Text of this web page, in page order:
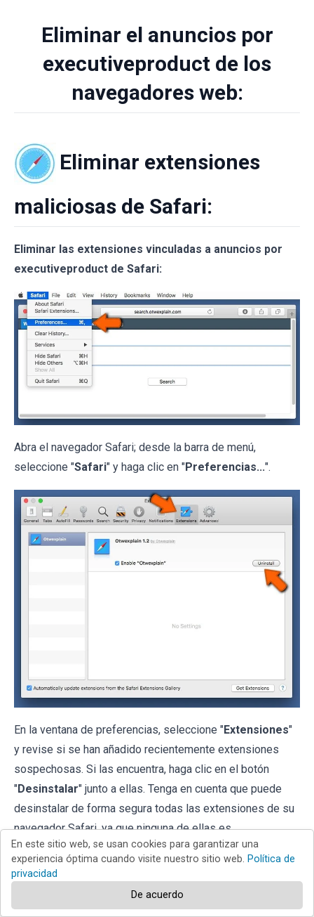
Eliminar el anuncios por
executiveproduct de los
navegadores web:
Eliminar extensiones
maliciosas de Safari:
Eliminar las extensiones vinculadas a anuncios por
executiveproduct de Safari:
Abra el navegador Safari; desde la barra de menú,
seleccione "Safari" y haga clic en "Preferencias...".
En la ventana de preferencias, seleccione "Extensiones"
y revise si se han añadido recientemente extensiones
sospechosas. Si las encuentra, haga clic en el botón
"Desinstalar" junto a ellas. Tenga en cuenta que puede
desinstalar de forma segura todas las extensiones de su
navegador Safari, ya que ninguna de ellas es
imprescindible para el normal funcionamiento del
navegador.
Si sigue teniendo problemas con los redireccionamientos
En este sitio web, se usan cookies para garantizar una
experiencia óptima cuando visite nuestro sitio web. Política de
privacidad
De acuerdo